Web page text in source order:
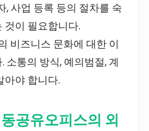
, 사업 등록 등의 절차를 숙
것이 필요합니다.
비즈니스 문화에 대한 이
소통의 방식, 예의범절, 계
아야 합니다.
공유오피스의 외